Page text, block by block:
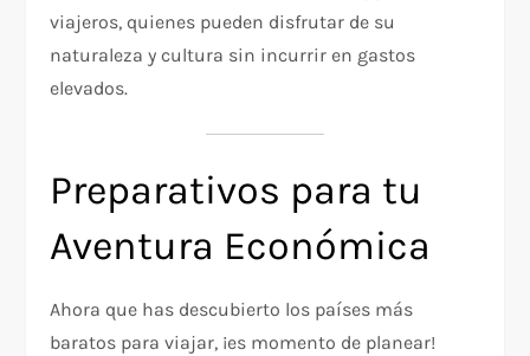
viajeros, quienes pueden disfrutar de su
naturaleza y cultura sin incurrir en gastos
elevados.
Preparativos para tu
Aventura Económica
Ahora que has descubierto los países más
baratos para viajar, ¡es momento de planear!